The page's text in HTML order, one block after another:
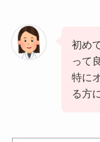
初め
って
特に
る方